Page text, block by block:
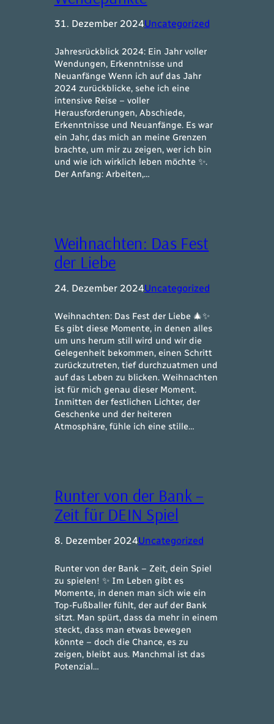
31. Dezember 2024Uncategorized
Jahresrückblick 2024: Ein Jahr voller
Wendungen, Erkenntnisse und
Neuanfänge Wenn ich auf das Jahr
2024 zurückblicke, sehe ich eine
intensive Reise – voller
Herausforderungen, Abschiede,
Erkenntnisse und Neuanfänge. Es war
ein Jahr, das mich an meine Grenzen
brachte, um mir zu zeigen, wer ich bin
und wie ich wirklich leben möchte ✨.
Der Anfang: Arbeiten,…
Weihnachten: Das Fest
der Liebe
24. Dezember 2024Uncategorized
Weihnachten: Das Fest der Liebe 🎄✨
Es gibt diese Momente, in denen alles
um uns herum still wird und wir die
Gelegenheit bekommen, einen Schritt
zurückzutreten, tief durchzuatmen und
auf das Leben zu blicken. Weihnachten
ist für mich genau dieser Moment.
Inmitten der festlichen Lichter, der
Geschenke und der heiteren
Atmosphäre, fühle ich eine stille…
Runter von der Bank –
Zeit für DEIN Spiel
8. Dezember 2024Uncategorized
Runter von der Bank – Zeit, dein Spiel
zu spielen! ✨ Im Leben gibt es
Momente, in denen man sich wie ein
Top-Fußballer fühlt, der auf der Bank
sitzt. Man spürt, dass da mehr in einem
steckt, dass man etwas bewegen
könnte – doch die Chance, es zu
zeigen, bleibt aus. Manchmal ist das
Potenzial…